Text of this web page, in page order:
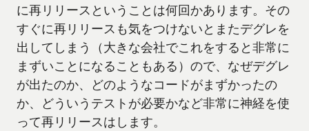
に再リリースということは何回かあります。その
すぐに再リリースも気をつけないとまたデグレを
出してしまう（大きな会社でこれをすると非常に
まずいことになることもある）ので、なぜデグレ
が出たのか、どのようなコードがまずかったの
か、どういうテストが必要かなど非常に神経を使
って再リリースはします。